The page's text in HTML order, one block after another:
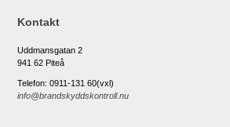
Kontakt
Uddmansgatan 2
941 62 Piteå
Telefon: 0911-131 60(vxl)
info@brandskyddskontroll.nu